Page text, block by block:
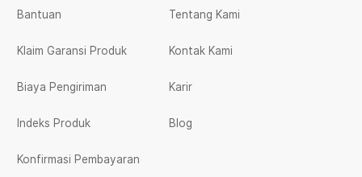
Bantuan
Klaim Garansi Produk
Biaya Pengiriman
Indeks Produk
Konfirmasi Pembayaran
Tentang Kami
Kontak Kami
Karir
Blog